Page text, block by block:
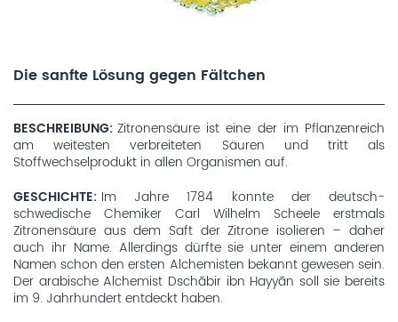
Die sanfte Lösung gegen Fältchen
BESCHREIBUNG Zitronensäure ist eine der im Pflanzenreich
am weitesten verbreiteten Säuren und tritt als
Stoffwechselprodukt in allen Organismen auf.
GESCHICHTE Im Jahre 1784 konnte der deutsch-
schwedische Chemiker Carl Wilhelm Scheele erstmals
Zitronensäure aus dem Saft der Zitrone isolieren – daher
auch ihr Name. Allerdings dürfte sie unter einem anderen
Namen schon den ersten Alchemisten bekannt gewesen sein.
Der arabische Alchemist Dschābir ibn Hayyān soll sie bereits
im 9. Jahrhundert entdeckt haben.